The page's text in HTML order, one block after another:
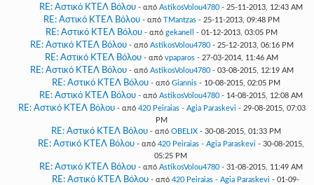
RE: Αστικό ΚΤΕΛ Βόλου - από AstikosVolou4780- 25-11-2013, 12:43 AM
RE: Αστικό ΚΤΕΛ Βόλου - από TMantzas - 25-11-2013, 09:48 PM
RE: Αστικό ΚΤΕΛ Βόλου - από gekanell - 01-12-2013, 03:05 PM
RE: Αστικό ΚΤΕΛ Βόλου - από AstikosVolou4780- 25-12-2013, 06:16 PM
RE: Αστικό ΚΤΕΛ Βόλου - από vpaparos - 27-03-2014, 11:46 AM
RE: Αστικό ΚΤΕΛ Βόλου - από AstikosVolou4780- 03-08-2015, 12:19 AM
RE: Αστικό ΚΤΕΛ Βόλου - από Giannis - 10-08-2015, 02:05 PM
RE: Αστικό ΚΤΕΛ Βόλου - από AstikosVolou4780- 14-08-2015, 12:08 AM
RE: Αστικό ΚΤΕΛ Βόλου - από 420 Peiraias - Agia Paraskevi - 29-08-2015, 07:03
PM
RE: Αστικό ΚΤΕΛ Βόλου - από OBELIX - 30-08-2015, 01:33 PM
RE: Αστικό ΚΤΕΛ Βόλου - από 420 Peiraias - Agia Paraskevi - 30-08-2015,
05:25 PM
RE: Αστικό ΚΤΕΛ Βόλου - από AstikosVolou4780- 31-08-2015, 11:49 AM
RE: Αστικό ΚΤΕΛ Βόλου - από 420 Peiraias - Agia Paraskevi - 01-09-